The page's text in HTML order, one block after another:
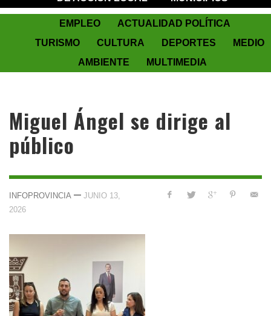
EMPLEO
ACTUALIDAD POLÍTICA
TURISMO
CULTURA DEPORTES
MEDIO
AMBIENTE
MULTIMEDIA
Miguel Ángel se dirige al
público
INFOPROVINCIA — JUNIO 13,
2026